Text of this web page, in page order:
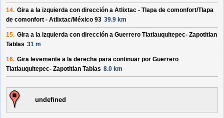
14. Gira a la izquierda con dirección a Atlixtac - Tlapa de comonfort/Tlapa
de comonfort - Atlixtac/México 93 39.9 km
15. Gira a la izquierda con dirección a Guerrero Tlatlauquitepec- Zapotitlan
Tablas 31 m
16. Gira levemente a la derecha para continuar por Guerrero
Tlatlauquitepec- Zapotitlan Tablas 8.0 km
undefined